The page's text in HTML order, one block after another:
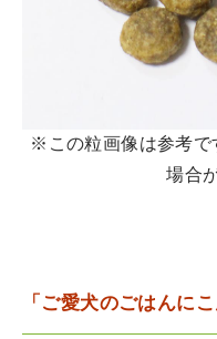
※この粒画像は参考で
場合
「ご愛犬のごはんに